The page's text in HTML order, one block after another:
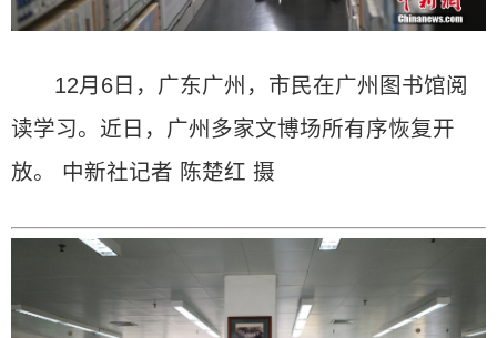
12月6日，广东广州，市民在广州图书馆阅
读学习。近日，广州多家文博场所有序恢复开
放。 中新社记者 陈楚红 摄